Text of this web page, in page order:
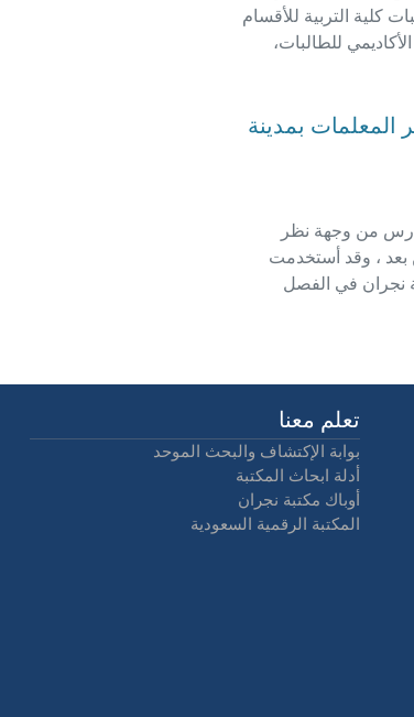
كلية التربية للأقسام
للطالبات،
المعلمات بمدينة
من وجهة نظر
بعد ، وقد أستخدمت
بمدينة نجران في الفصل
تعلم معنا
بوابة الإكتشاف والبحث الموحد
أدلة ابحاث المكتبة
أوباك مكتبة نجران
المكتبة الرقمية السعودية